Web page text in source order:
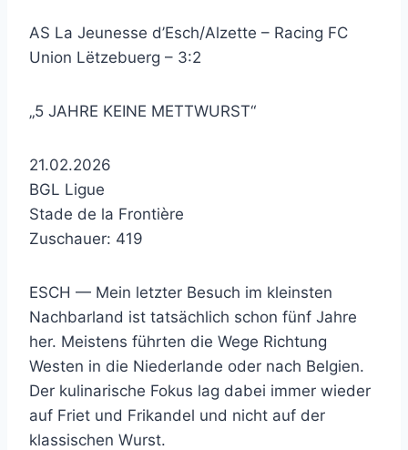
AS La Jeunesse d’Esch/Alzette – Racing FC
Union Lëtzebuerg – 3:2
„5 JAHRE KEINE METTWURST“
21.02.2026
BGL Ligue
Stade de la Frontière
Zuschauer: 419
ESCH — Mein letzter Besuch im kleinsten
Nachbarland ist tatsächlich schon fünf Jahre
her. Meistens führten die Wege Richtung
Westen in die Niederlande oder nach Belgien.
Der kulinarische Fokus lag dabei immer wieder
auf Friet und Frikandel und nicht auf der
klassischen Wurst.